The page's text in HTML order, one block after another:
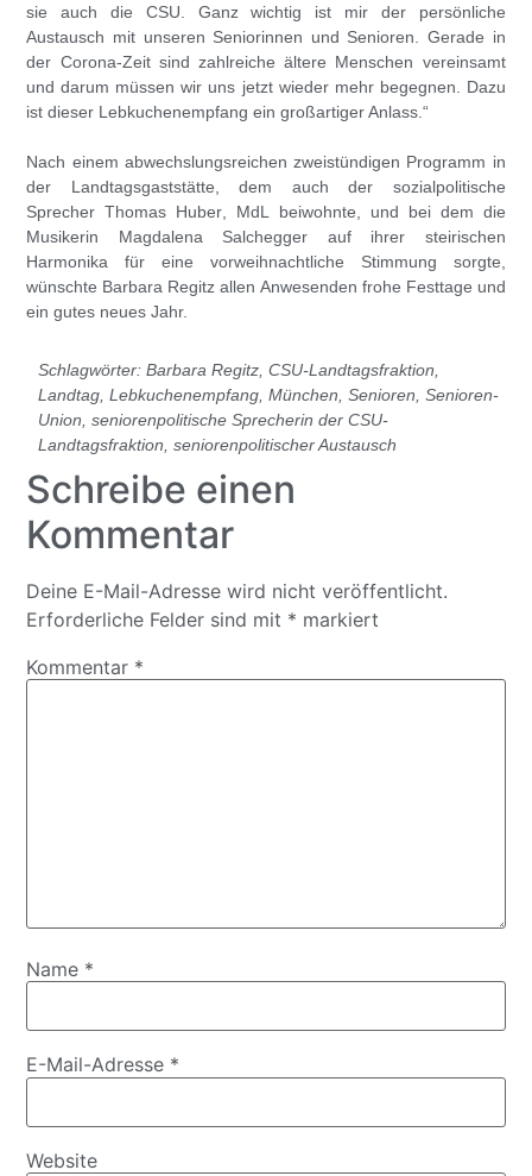
sie auch die CSU. Ganz wichtig ist mir der persönliche
Austausch mit unseren Seniorinnen und Senioren. Gerade in
der Corona-Zeit sind zahlreiche ältere Menschen vereinsamt
und darum müssen wir uns jetzt wieder mehr begegnen. Dazu
ist dieser Lebkuchenempfang ein großartiger Anlass.“
Nach einem abwechslungsreichen zweistündigen Programm in
der Landtagsgaststätte, dem auch der sozialpolitische
SprecherThomas Huber , MdL beiwohnte, und bei dem die
Musikerin Magdalena Salchegger auf ihrer steirischen
Harmonika für eine vorweihnachtliche Stimmung sorgte,
wünschte Barbara Regitz allen Anwesenden frohe Festtage und
ein gutes neues Jahr.
Schlagwörter:Barbara Regitz ,CSU-Landtagsfraktion
Landtag ,Lebkuchenempfang ,München ,Senioren ,Senioren-
Union ,seniorenpolitische Sprecherin der CSU-
Landtagsfraktion ,seniorenpolitischer Austausch
Schreibe einen
Kommentar
Deine E-Mail-Adresse wird nicht veröffentlicht.
Erforderliche Felder sind mit * markiert
Kommentar *
Name *
E-Mail-Adresse *
Website